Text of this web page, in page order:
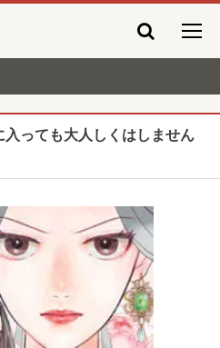
っても大人しくはしません